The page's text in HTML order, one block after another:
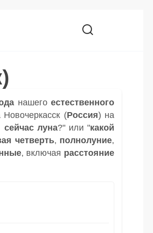
нашегоестественного
(Россия) на
сейчас луна?" или "какой
четверть, полнолуние,
, включая расстояние